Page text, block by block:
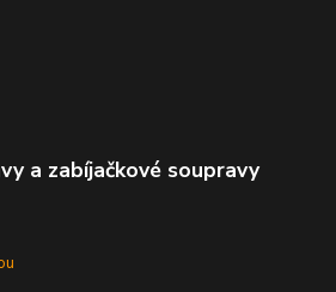
a zabíjačkové soupravy